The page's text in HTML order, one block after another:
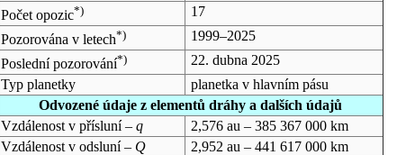
Počet opozic*)
17
Pozorována v letech*)
1999–2025
Poslední pozorování*)
22. dubna 2025
Typ planetky
planetka v hlavním pásu
Odvozené údaje z elementů dráhy a dalších údajů
Vzdálenost v přísluní – q
2,576 au – 385 367 000 km
Vzdálenost v odsluní – Q
2,952 au – 441 617 000 km